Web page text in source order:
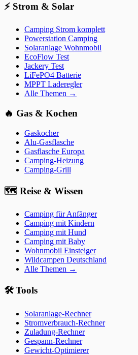
⚡ Strom & Solar
Camping Strom komplett
Powerstation Camping
Solaranlage Wohnmobil
EcoFlow Test
Jackery Test
LiFePO4 Batterie
MPPT Laderegler
Alle Themen →
🔥 Gas & Kochen
Gaskocher
Alu-Gasflasche
Gasflasche Europa
Camping-Heizung
Camping-Grill
🗺️ Reise & Wissen
Camping für Anfänger
Camping mit Kindern
Camping mit Hund
Camping mit Baby
Wohnmobil Einsteiger
Wildcampen Deutschland
Alle Themen →
🛠️ Tools
Solaranlage-Rechner
Stromverbrauch-Rechner
Zuladung-Rechner
Gespann-Rechner
Gewicht-Optimierer